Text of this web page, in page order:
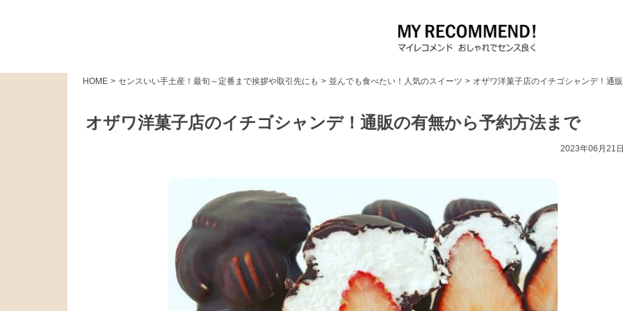
HOME > センスいい手土産！最旬～定番まで挨拶や取引先にも > 並んでも食べたい！人気のスイーツ > オザワ洋菓子店のイチゴシャンデ！通
オザワ洋菓子店のイチゴシャンデ！通販の有無から予約方法まで
2023年06月21